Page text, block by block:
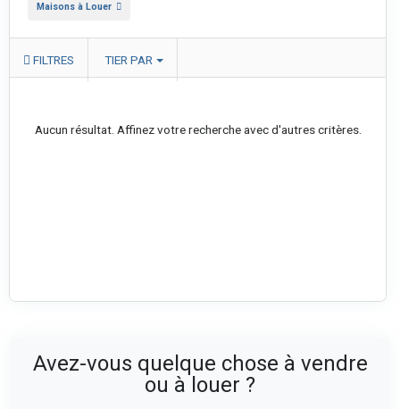
Maisons à Louer
FILTRES TIER PAR
Aucun résultat. Affinez votre recherche avec d'autres critères.
Avez-vous quelque chose à vendre
ou à louer ?